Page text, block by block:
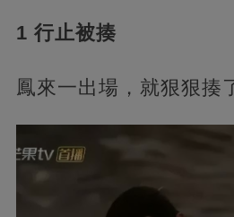
1 行止被揍
鳳來一出場，就狠狠揍